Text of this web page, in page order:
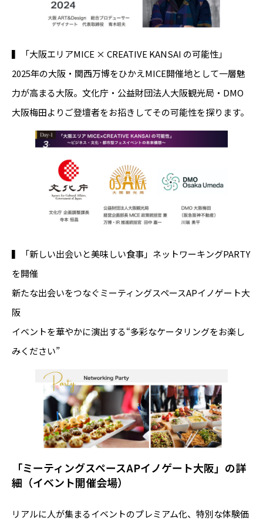
▍「大阪エリアMICE × CREATIVE KANSAI の可能性」
2025年の大阪・関西万博をひかえMICE開催地として一層魅
力が高まる大阪。文化庁・公益財団法人大阪観光局・DMO
大阪梅田よりご登壇者をお招きしてその可能性を探ります。
▍「新しい出会いと美味しい食事」ネットワーキングPARTY
を開催
新たな出会いをつなぐミーティングスペースAPイノゲート大
阪
イベントを華やかに演出する“多彩なケータリングをお楽し
みください”
「ミーティングスペースAPイノゲート大阪」の詳
細（イベント開催会場）
リアルに人が集まるイベントのプレミアム化、特別な体験価